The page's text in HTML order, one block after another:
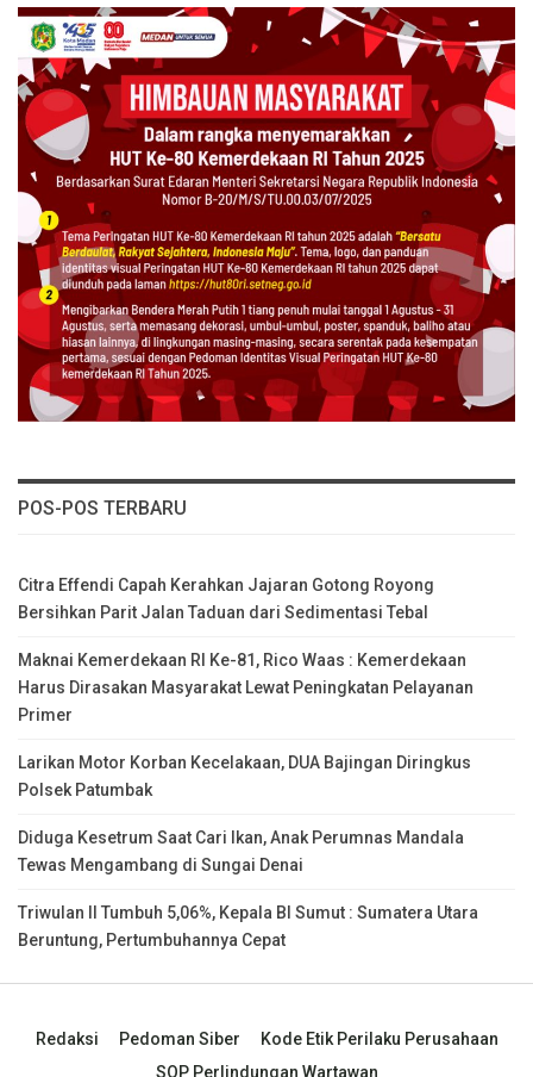
POS-POS TERBARU
Citra Effendi Capah Kerahkan Jajaran Gotong Royong
Bersihkan Parit Jalan Taduan dari Sedimentasi Tebal
Maknai Kemerdekaan RI Ke-81, Rico Waas : Kemerdekaan
Harus Dirasakan Masyarakat Lewat Peningkatan Pelayanan
Primer
Larikan Motor Korban Kecelakaan, DUA Bajingan Diringkus
Polsek Patumbak
Diduga Kesetrum Saat Cari Ikan, Anak Perumnas Mandala
Tewas Mengambang di Sungai Denai
Triwulan II Tumbuh 5,06%, Kepala BI Sumut : Sumatera Utara
Beruntung, Pertumbuhannya Cepat
Redaksi Pedoman Siber
Kode Etik Perilaku Perusahaan
SOP Perlindungan Wartawan